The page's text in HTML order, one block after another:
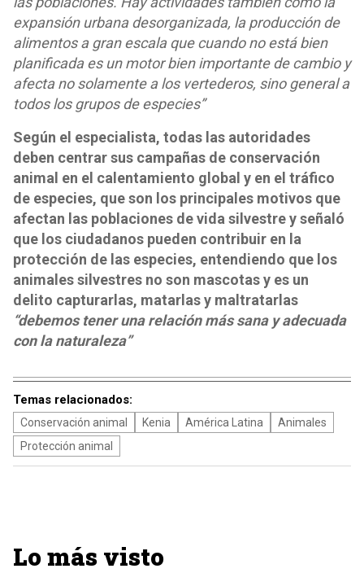
expansión urbana desorganizada, la producción de
alimentos a gran escala que cuando no está bien
planificada es un motor bien importante de cambio y
afecta no solamente a los vertederos, sino general a
todos los grupos de especies”
Según el especialista, todas las autoridades
deben centrar sus campañas de conservación
animal en el calentamiento global y en el tráfico
de especies, que son los principales motivos que
afectan las poblaciones de vida silvestre y señaló
que los ciudadanos pueden contribuir en la
protección de las especies, entendiendo que los
animales silvestres no son mascotas y es un
delito capturarlas, matarlas y maltratarlas
“debemos tener una relación más sana y adecuada
con la naturaleza”
Temas relacionados:
Conservación animal Kenia América Latina
Animales
Protección animal
Lo más visto